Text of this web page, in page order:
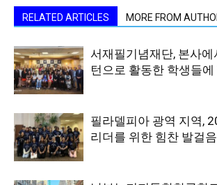
RELATED ARTICLES MORE FROM
서재필기념재단, 본사
턴으로 활동한 학생들
필라델피아 광역 지역,
리더를 위한 힘찬 발걸